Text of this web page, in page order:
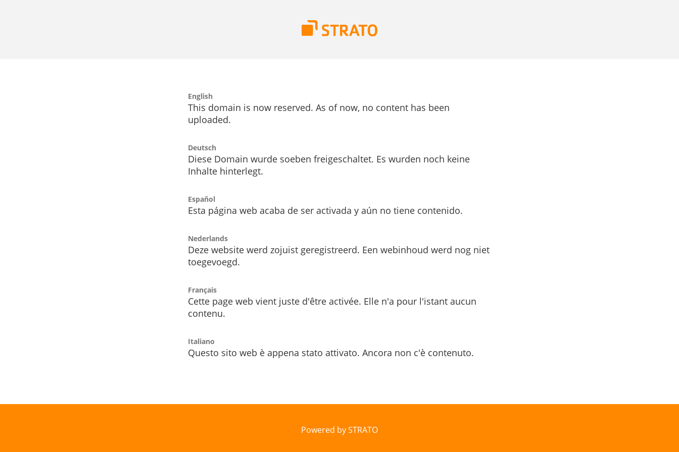
English
This domain is now reserved. As of now, no content has been
uploaded.
Deutsch
Diese Domain wurde soeben freigeschaltet. Es wurden noch keine
Inhalte hinterlegt.
Español
Esta página web acaba de ser activada y aún no tiene contenido.
Nederlands
Deze website werd zojuist geregistreerd. Een webinhoud werd nog niet
toegevoegd.
Français
Cette page web vient juste d'être activée. Elle n'a pour l'istant aucun
contenu.
Italiano
Questo sito web è appena stato attivato. Ancora non c'è contenuto.
Powered by STRATO